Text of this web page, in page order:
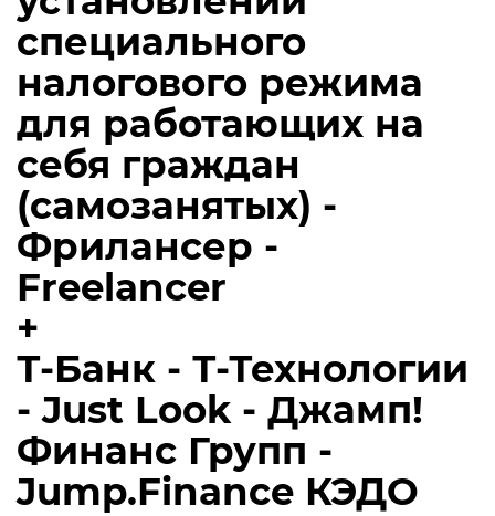
специального
налогового режима
для работающих на
себя граждан
(самозанятых) -
Фрилансер -
Freelancer
+
Т-Банк - Т-Технологии
- Just Look - Джамп!
Финанс Групп -
Jump.Finance КЭДО